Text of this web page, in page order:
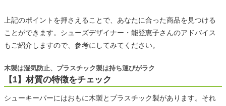
上記のポイントを押さえることで、あなたに合った商品を見つける
ことができます。シューズデザイナー・能登恵子さんのアドバイス
もご紹介しますので、参考にしてみてください。
【1】材質の特徴をチェック
木製は湿気防止、プラスチック製は持ち運びがラク
シューキーパーにはおもに木製とプラスチック製があります。それ